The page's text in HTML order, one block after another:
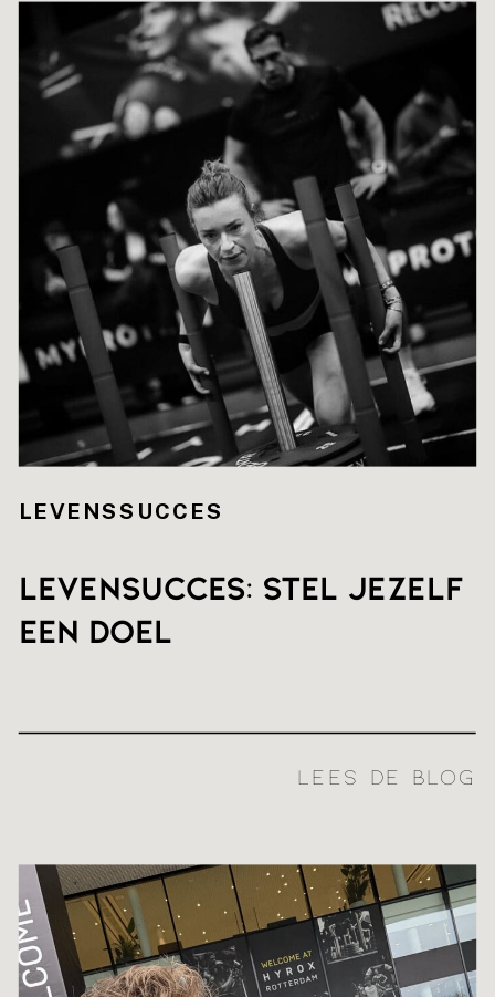
LEES DE BLOG
Levensucces: stel jezelf
een doel
LEVENSSUCCES